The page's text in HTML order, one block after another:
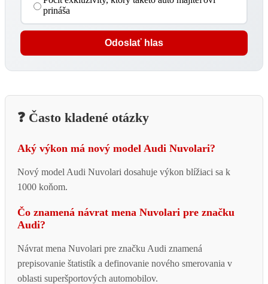
prináša
Odoslať hlas
❓ Často kladené otázky
Aký výkon má nový model Audi Nuvolari?
Nový model Audi Nuvolari dosahuje výkon blížiaci sa k
1000 koňom.
Čo znamená návrat mena Nuvolari pre značku
Audi?
Návrat mena Nuvolari pre značku Audi znamená
prepisovanie štatistík a definovanie nového smerovania v
oblasti superšportových automobilov.